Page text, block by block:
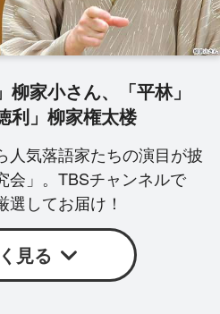
家小さん、「平林」
利」柳家権太楼
人気落語家たちの演目が披
会」。TBSチャンネルで
してお届け！
見る